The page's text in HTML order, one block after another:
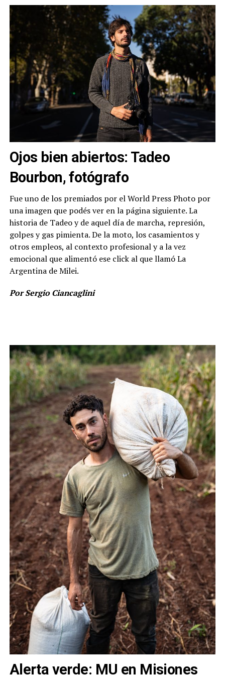
Ojos bien abiertos: Tadeo
Bourbon, fotógrafo
Fue uno de los premiados por el World Press Photo por
una imagen que podés ver en la página siguiente. La
historia de Tadeo y de aquel día de marcha, represión,
golpes y gas pimienta. De la moto, los casamientos y
otros empleos, al contexto profesional y a la vez
emocional que alimentó ese click al que llamó La
Argentina de Milei.
Por Sergio Ciancaglini
Alerta verde: MU en Misiones